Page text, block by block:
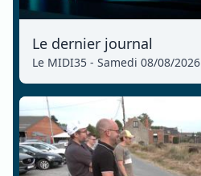
Le dernier journal
Le MIDI35 - Samedi 08/08/2026